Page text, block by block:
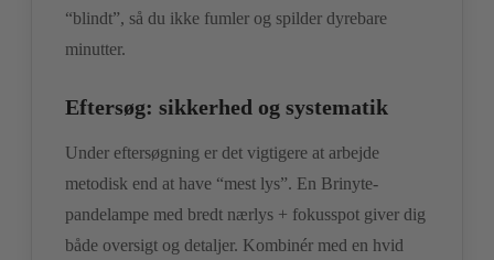
“blindt”, så du ikke fumler og spilder dyrebare
minutter.
Eftersøg: sikkerhed og systematik
Under eftersøgning er det vigtigere at arbejde
metodisk end at have “mest lys”. En Brinyte-
pandelampe med bredt nærlys + fokusspot giver dig
både oversigt og detaljer. Kombinér med en hvid